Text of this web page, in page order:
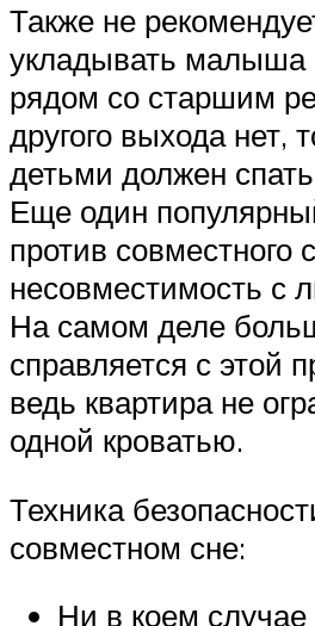
Также не
укладывать малыша
рядом со старшим
другого выхода нет,
детьми должен
Еще один
против совместного
несовместимость с
На самом деле
справляется с этой
ведь квартира не
одной кроватью.
Техника
совместном сне:
Ни в коем случае